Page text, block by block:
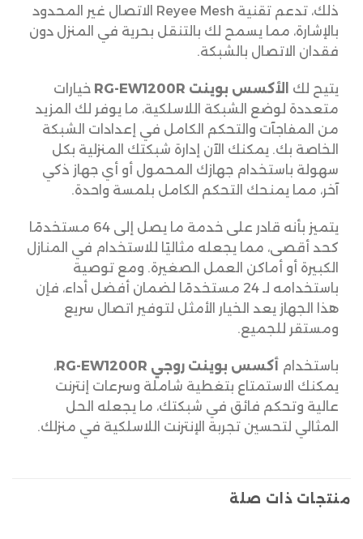
ذلك، تدعم تقنية Reyee Mesh الاتصال غير المحدود
بالإشارة، مما يسمح لك بالتنقل بحرية في المنزل دون
فقدان الاتصال بالشبكة.
يتيح لك الأكسس بوينت RG-EW1200R
خيارات
متعددة لوضع الشبكة اللاسلكية، ما يوفر لك المزيد
من المفاجآت والتحكم الكامل في إعدادات الشبكة
الخاصة بك. يمكنك الآن إدارة شبكتك المنزلية بكل
سهولة باستخدام جهازك المحمول أو أي جهاز ذكي
آخر، مما يمنحك التحكم الكامل بلمسة واحدة.
يتميز بأنه قادر على خدمة ما يصل إلى 64 مستخدمًا
كحد أقصى، مما يجعله مثاليًا للاستخدام في المنازل
الكبيرة أو أماكن العمل الصغيرة. ومع توصية
باستخدامه لـ 24 مستخدمًا لضمان أفضل أداء، فإن
هذا الجهاز يعد الخيار الأمثل لتوفير اتصال سريع
ومستقر للجميع.
باستخدام أكسس بوينت روجي RG-EW1200R
،
يمكنك الاستمتاع بتغطية شاملة وسرعات إنترنت
عالية وتحكم فائق في شبكتك، ما يجعله الحل
المثالي لتحسين تجربة الإنترنت اللاسلكية في منزلك.
منتجات ذات صلة